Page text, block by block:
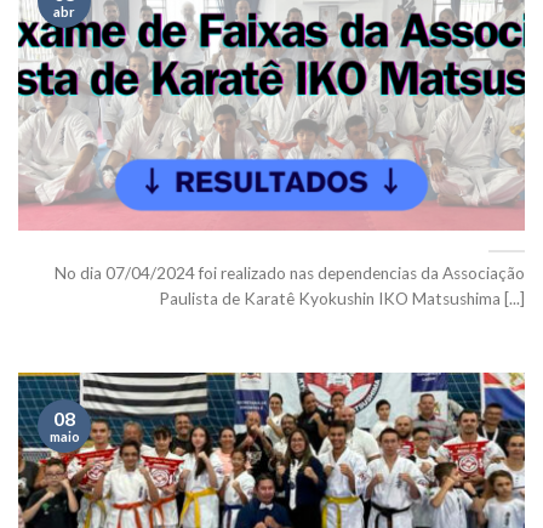
No dia 07/04/2024 foi realizado nas dependencias da Associação
Paulista de Karatê Kyokushin IKO Matsushima [...]
abr
08
maio